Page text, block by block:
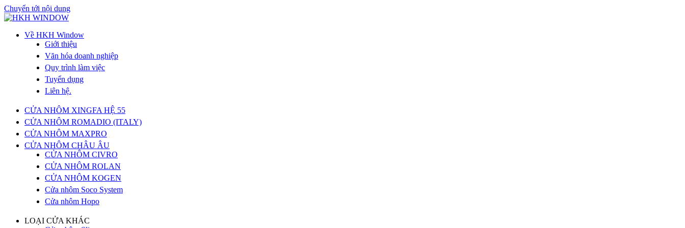
Chuyển tới nội dung
Về HKH Window
Giới thiệu
Văn hóa doanh nghiệp
Quy trình làm việc
Tuyển dụng
Liên hệ.
CỬA NHÔM XINGFA HỆ 55
CỬA NHÔM ROMADIO (ITALY)
CỬA NHÔM MAXPRO
CỬA NHÔM CHÂU ÂU
CỬA NHÔM CIVRO
CỬA NHÔM ROLAN
CỬA NHÔM KOGEN
Cửa nhôm Soco System
Cửa nhôm Hopo
LOẠI CỬA KHÁC